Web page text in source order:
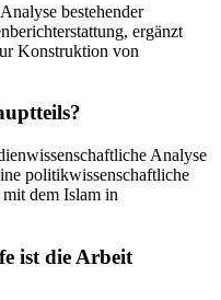
bestehender
ergänzt
Konstruktion von
Analyse
politikwissenschaftliche
dem Islam in
ist die Arbeit